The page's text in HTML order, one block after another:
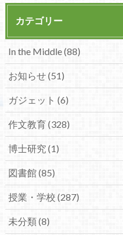
カテゴリー
In the Middle (88)
お知らせ (51)
ガジェット (6)
作文教育 (328)
博士研究 (1)
図書館 (85)
授業・学校 (287)
未分類 (8)